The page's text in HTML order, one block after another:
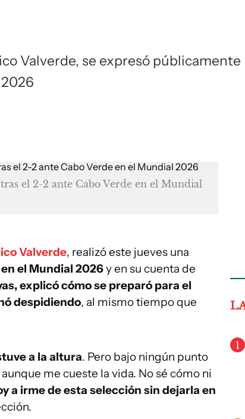
Valverde, se expresó públicamente
el 2-2 ante Cabo Verde en el Mundial
Valverde, realizó este jueves una
el Mundial 2026y en su cuenta de
explicó cómo se preparó para el
despidiendo, al mismo tiempo que
a la altura. Pero bajo ningún punto
me cueste la vida. No sé cómo ni
a irme de esta selección sin dejarla en